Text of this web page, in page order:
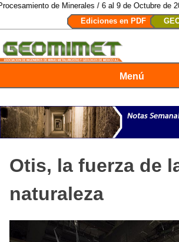
/ 6 al 9 de Octubre de 2026 / San Luis
Ediciones en PDF
Menú
Otis, la fuerza de
naturaleza